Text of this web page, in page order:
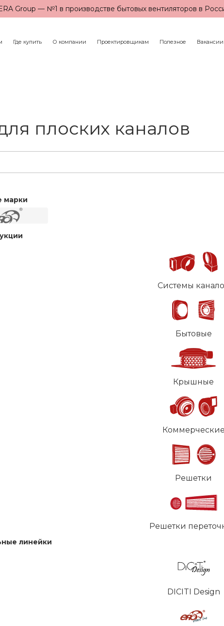
Group — №1 в производстве бытовых вентиляторов в
Где купить О компании Проектировщикам Полезное Вакансии
плоских каналов
марки
Системы
Бытовые
Крышные
Решетки
Решетки
линейки
DICITI Design